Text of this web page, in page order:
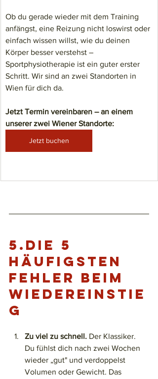
Ob du gerade wieder mit dem Training
anfängst, eine Reizung nicht loswirst oder
einfach wissen willst, wie du deinen
Körper besser verstehst –
Sportphysiotherapie ist ein guter erster
Schritt. Wir sind an zwei Standorten in
Wien für dich da.
Jetzt Termin vereinbaren – an einem
unserer zwei Wiener Standorte:
Jetzt buchen
5. Die 5
häufigsten
Fehler beim
Wiedereinstie
g
Zu viel zu schnell. Der Klassiker.
Du fühlst dich nach zwei Wochen
wieder „gut" und verdoppelst
Volumen oder Gewicht. Das